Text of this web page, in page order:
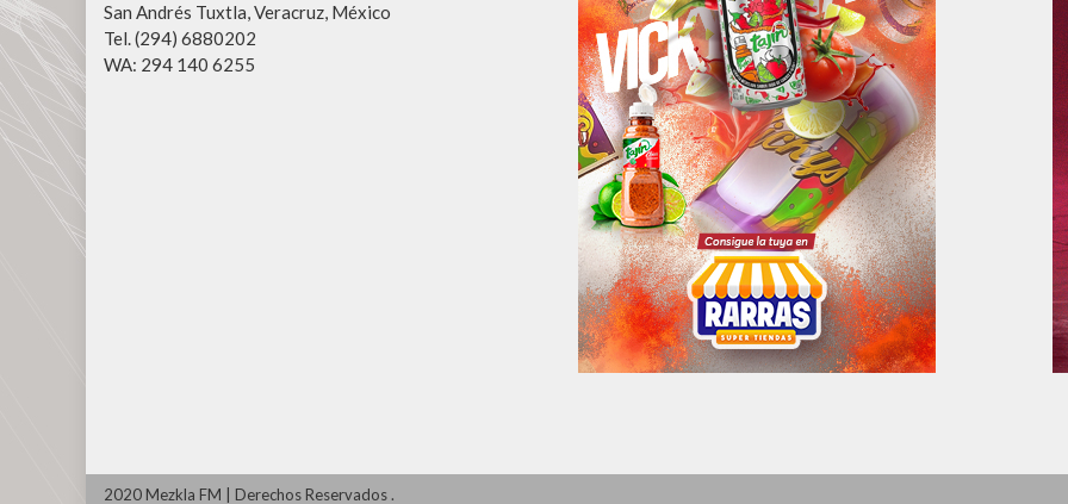
San Andrés Tuxtla, Veracruz, México
Tel. (294) 6880202
WA: 294 140 6255
2020 Mezkla FM Derechos Reservados.